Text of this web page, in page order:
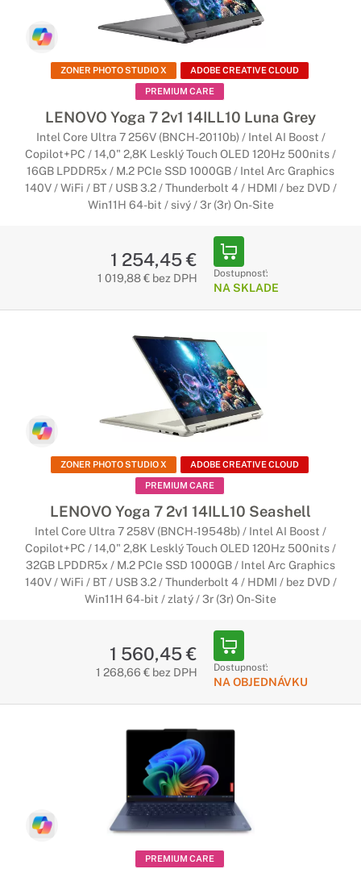
ZONER PHOTO STUDIO X ADOBE CREATIVE CLOUD
PREMIUM CARE
LENOVO Yoga 7 2v1 14ILL10 Luna Grey
Intel Core Ultra 7 256V (BNCH-20110b) / Intel AI Boost /
Copilot+PC / 14,0" 2,8K Lesklý Touch OLED 120Hz 500nits /
16GB LPDDR5x / M.2 PCIe SSD 1000GB / Intel Arc Graphics
140V / WiFi / BT / USB 3.2 / Thunderbolt 4 / HDMI / bez DVD /
Win11H 64-bit / sivý / 3r (3r) On-Site
1 254,45 €
1 019,88 € bez DPH Dostupnosť:
NA SKLADE
ZONER PHOTO STUDIO X ADOBE CREATIVE CLOUD
PREMIUM CARE
LENOVO Yoga 7 2v1 14ILL10 Seashell
Intel Core Ultra 7 258V (BNCH-19548b) / Intel AI Boost /
Copilot+PC / 14,0" 2,8K Lesklý Touch OLED 120Hz 500nits /
32GB LPDDR5x / M.2 PCIe SSD 1000GB / Intel Arc Graphics
140V / WiFi / BT / USB 3.2 / Thunderbolt 4 / HDMI / bez DVD /
Win11H 64-bit / zlatý / 3r (3r) On-Site
1 560,45 €
1 268,66 € bez DPH Dostupnosť:
NA OBJEDNÁVKU
PREMIUM CARE